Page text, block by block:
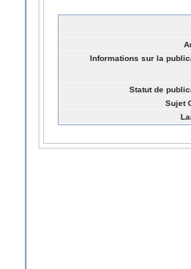
Informations sur la
Statut de
Sujet